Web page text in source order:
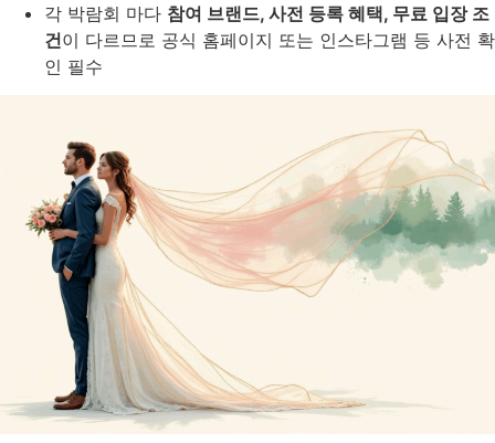
각 박람회 마다 참여 브랜드, 사전 등록 혜택, 무료 입장 조
건이 다르므로 공식 홈페이지 또는 인스타그램 등 사전 확
인 필수